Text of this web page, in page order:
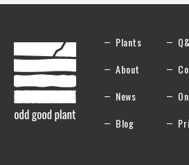
Plants
About
News
Blog